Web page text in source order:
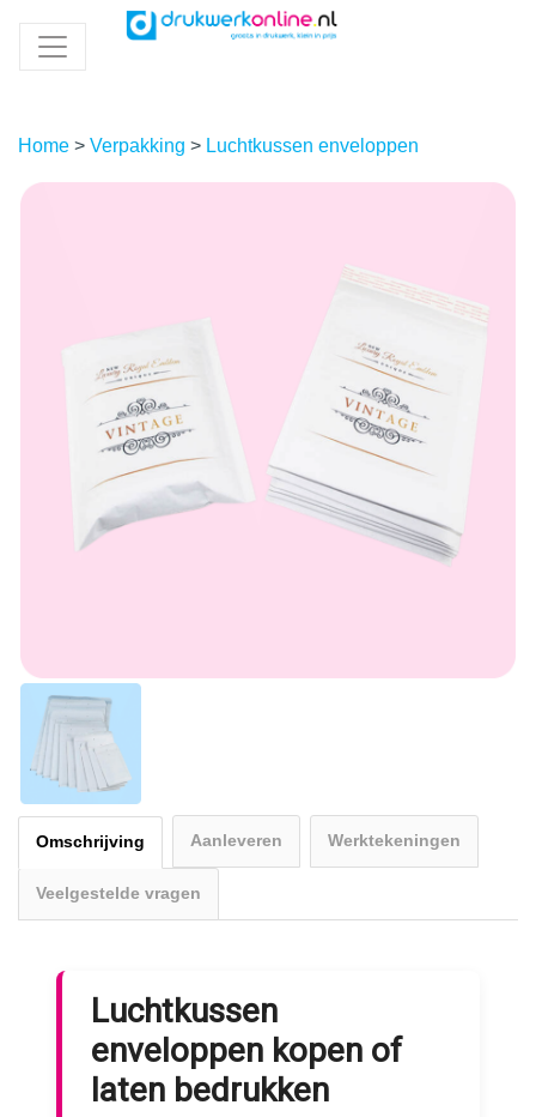
Home > Verpakking > Luchtkussen enveloppen
Omschrijving Aanleveren Werktekeningen
Veelgestelde vragen
Luchtkussen
enveloppen kopen of
laten bedrukken